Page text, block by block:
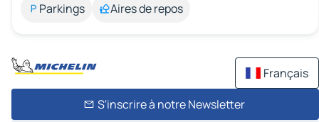
Parkings
Aires de repos
Français
S'inscrire à notre Newsletter